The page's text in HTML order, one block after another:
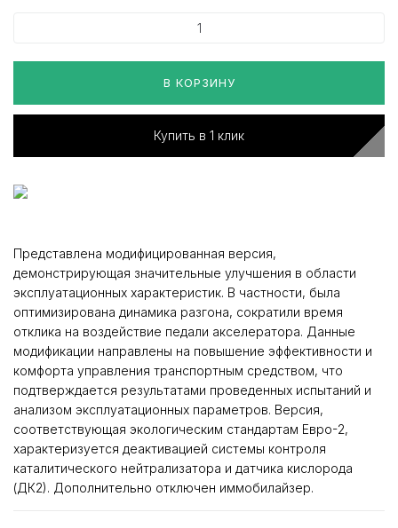
В КОРЗИНУ
Купить в 1 клик
Представлена модифицированная версия,
демонстрирующая значительные улучшения в области
эксплуатационных характеристик. В частности, была
оптимизирована динамика разгона, сократили время
отклика на воздействие педали акселератора. Данные
модификации направлены на повышение эффективности и
комфорта управления транспортным средством, что
подтверждается результатами проведенных испытаний и
анализом эксплуатационных параметров. Версия,
соответствующая экологическим стандартам Евро-2,
характеризуется деактивацией системы контроля
каталитического нейтрализатора и датчика кислорода
(ДК2). Дополнительно отключен иммобилайзер.